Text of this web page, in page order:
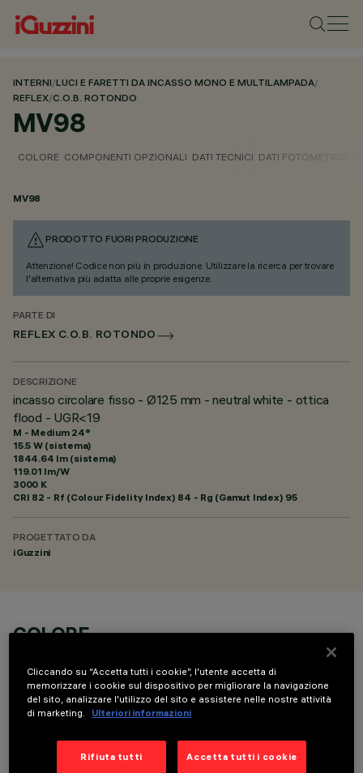
INTERNI/LUCI E FARETTI DA INCASSO MONO E MULTILAMPADA/
REFLEX/C.O.B. ROTONDO
MV98
COLORE COMPONENTI OPZIONALI DATI TECNICI DATI FOTOMETRICI
MV98
PRODOTTO FUORI PRODUZIONE
Attenzione! Codice non più in produzione. Utilizzare la ricerca per trovare
l'alternativa più adatta alle proprie esigenze.
PARTE DI
REFLEX C.O.B. ROTONDO
DESCRIZIONE
incasso circolare fisso - Ø125 mm - neutral white - ottica
flood - UGR<19
M - Medium 24°
15.5 W (sistema)
1844.64 lm (sistema)
119.01 lm/W
3000 K
CRI 82 - Rf (Colour Fidelity Index) 84 - Rg (Gamut Index) 95
PROGETTATO DA
iGuzzini
COLORE
COMPONENTI OPZIONALI
Cliccando su “Accetta tutti i cookie”, l'utente accetta di
memorizzare i cookie sul dispositivo per migliorare la navigazione
del sito, analizzare l'utilizzo del sito e assistere nelle nostre attività
di marketing.
Ulteriori informazioni
Rifiuta tutti Accetta tutti i cookie